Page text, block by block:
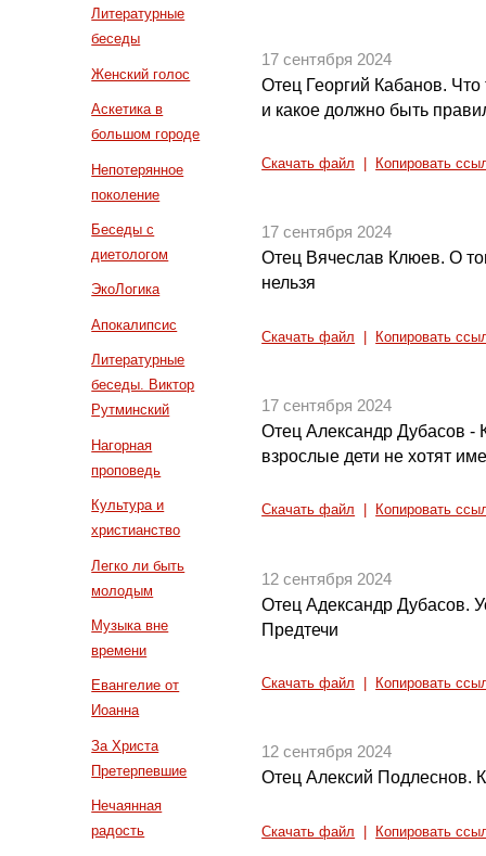
Литературные
беседы
Женский голос
Аскетика в
большом городе
Непотерянное
поколение
Беседы с
диетологом
ЭкоЛогика
Апокалипсис
Литературные
беседы. Виктор
Рутминский
Нагорная
проповедь
Культура и
христианство
Легко ли быть
молодым
Музыка вне
времени
Евангелие от
Иоанна
За Христа
Претерпевшие
Нечаянная
радость
17 сентября 2024
Отец Георгий Кабанов. Что
и какое должно быть
Скачать файл Копировать
17 сентября 2024
Отец Вячеслав Клюев. О
нельзя
Скачать файл Копировать
17 сентября 2024
Отец Александр Дубасов -
взрослые дети не хотят
Скачать файл Копировать
12 сентября 2024
Отец Адександр Дубасов.
Предтечи
Скачать файл Копировать
12 сентября 2024
Отец Алексий Подлеснов.
Скачать файл Копировать